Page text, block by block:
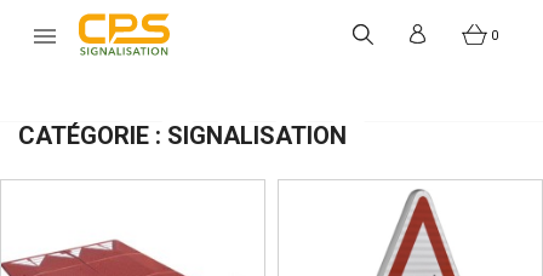
 0
CATÉGORIE : SIGNALISATION